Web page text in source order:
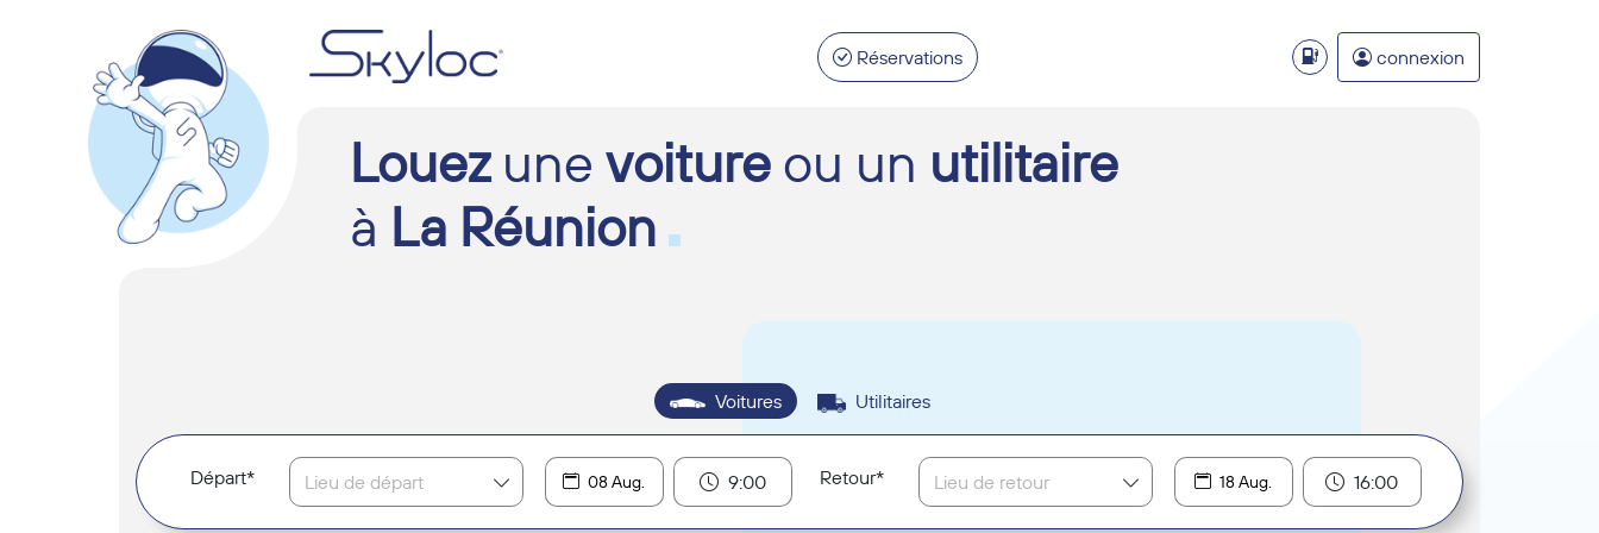
Réservations connexion
Louezune voitureou un utilitaire
à La Réunion
Voitures Utilitaires
Départ* Lieu de départ 08 Aug. 9:00 Retour* Lieu de retour 18 Aug. 16:00